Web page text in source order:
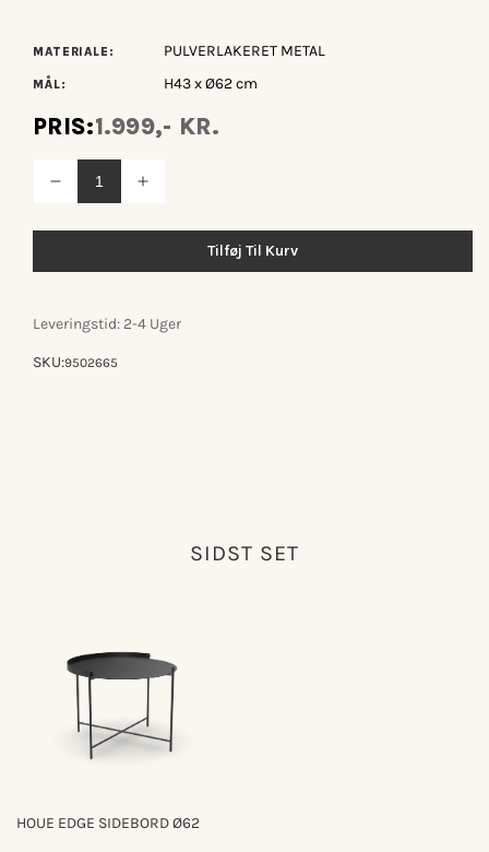
MATERIALE: PULVERLAKERET METAL
MÅL: H43 x Ø62 cm
PRIS:1.999,- KR.
Reducer
antallet
sidebord
Øg
sidebord
Tilføj Til Kurv
Leveringstid: 2-4 Uger
SKU:9502665
SIDST SET
HOUE EDGE SIDEBORD Ø62